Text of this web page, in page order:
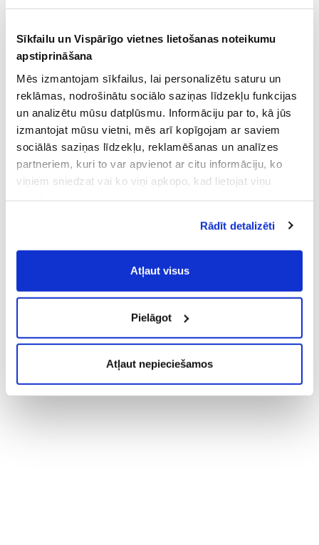
Sīkfailu un Vispārīgo vietnes lietošanas noteikumu
apstiprināšana
Mēs izmantojam sīkfailus, lai personalizētu saturu un
reklāmas, nodrošinātu sociālo saziņas līdzekļu funkcijas
un analizētu mūsu datplūsmu. Informāciju par to, kā jūs
izmantojat mūsu vietni, mēs arī kopīgojam ar saviem
sociālās saziņas līdzekļu, reklamēšanas un analīzes
partneriem, kuri to var apvienot ar citu informāciju, ko
viņiem sniedzat vai ko viņi apkopo, kad lietojat viņu
Vispārīgiem vietnes lietošanas
noteikumiem(saīsināti - VVLN).
Rādīt detalizēti
Atļaut visus
Pielāgot
Atļaut nepieciešamos